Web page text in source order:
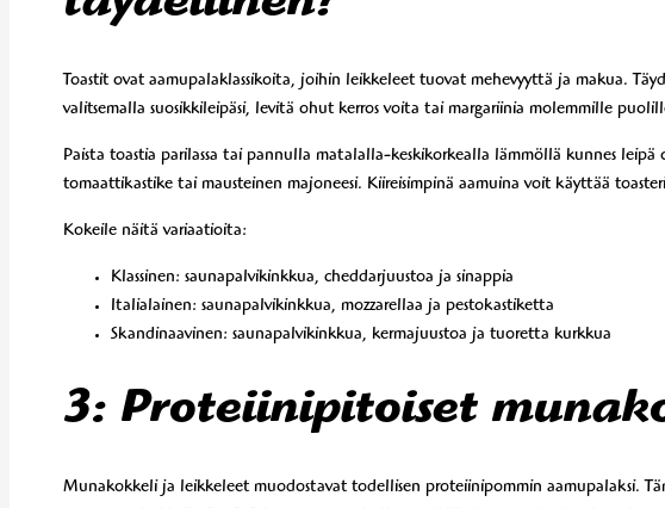
Toastit ovat aamupalaklassikoita, joihin leikkeleet tuovat mehevyyttä ja makua.
valitsemalla suosikkileipäsi, levitä ohut kerros voita tai margariinia molemmille
Paista toastia parilassa tai pannulla matalalla-keskikorkealla lämmöllä kunnes
tomaattikastike tai mausteinen majoneesi. Kiireisimpinä aamuina voit käyttää
Kokeile näitä variaatioita:
Klassinen: saunapalvikinkkua, cheddarjuustoa ja sinappia
Italialainen: saunapalvikinkkua, mozzarellaa ja pestokastiketta
Skandinaavinen: saunapalvikinkkua, kermajuustoa ja tuoretta kurkkua
3: Proteiinipitoiset
Munakokkeli ja leikkeleet muodostavat todellisen proteiinipommin aamupalaksi.